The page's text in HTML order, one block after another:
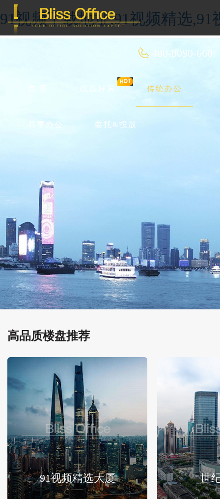
91视频下载地址,91视频精选
400-8090-660
优选好房 传统办公
共享办公 委托&投放
高品质楼盘推荐
91视频精选大厦 世